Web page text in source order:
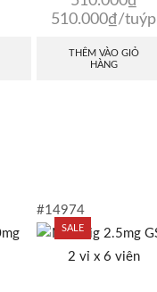
510.000₫/tuýp
THÊM VÀO GIỎ
HÀNG
#14974
SALE